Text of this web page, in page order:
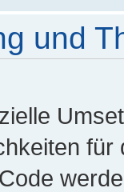
und